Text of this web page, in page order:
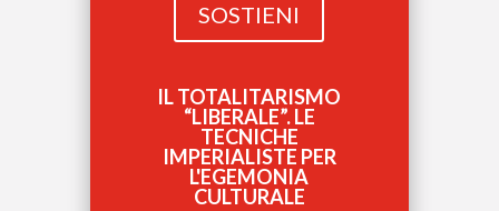
SOSTIENI
IL TOTALITARISMO
“LIBERALE”. LE
TECNICHE
IMPERIALISTE PER
L'EGEMONIA
CULTURALE